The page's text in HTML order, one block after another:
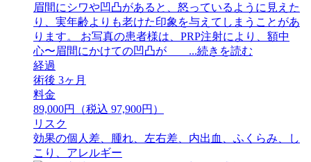
眉間にシワや凹凸があると、怒っているように見えた
り、実年齢よりも老けた印象を与えてしまうことがあ
ります。 お写真の患者様は、PRP注射により、額中
心〜眉間にかけての凹凸が ...続きを読む
経過
術後 3ヶ月
料金
89,000円（税込 97,900円）
リスク
効果の個人差、腫れ、左右差、内出血、ふくらみ、し
こり、アレルギー